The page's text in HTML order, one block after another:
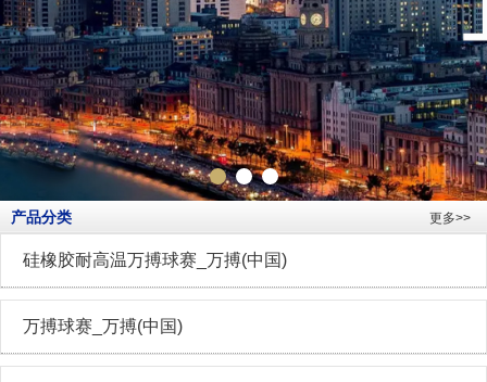
产品分类 更多>>
硅橡胶耐高温万搏球赛_万搏(中国)
万搏球赛_万搏(中国)